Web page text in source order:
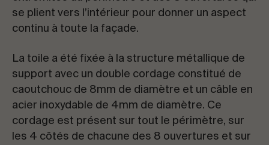
se plient vers l’intérieur pour donner un aspect
continu à toute la façade.
La toile a été fixée à la structure métallique de
support avec un double cordage constitué de
caoutchouc de 8mm de diamètre et un câble en
acier inoxydable de 4mm de diamètre. Ce
cordage est présent sur tout le périmètre, sur
les 4 côtés de chacune des 8 ouvertures et sur